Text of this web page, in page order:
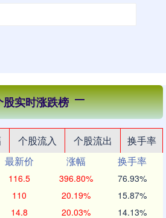
股实时涨跌榜
个股流入 个股流出
换手率
最新价 涨幅
换手率
116.5 396.80% 76.93%
110 20.19% 15.87%
14.8 20.03% 14.13%